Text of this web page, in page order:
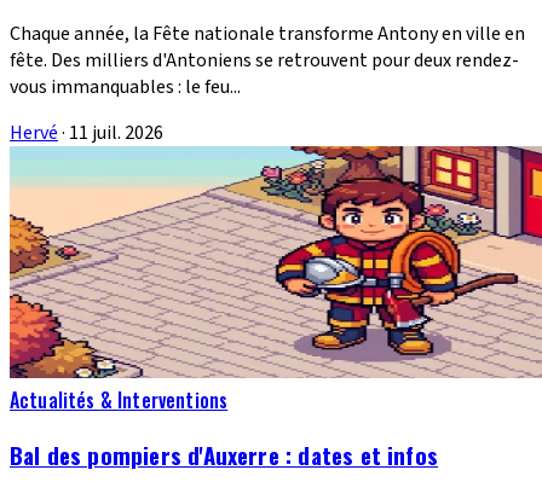
Chaque année, la Fête nationale transforme Antony en ville en
fête. Des milliers d'Antoniens se retrouvent pour deux rendez-
vous immanquables : le feu...
Hervé· 11 juil. 2026
Actualités & Interventions
Bal des pompiers d'Auxerre : dates et infos